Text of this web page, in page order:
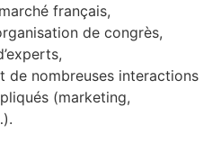
français,
de congrès,
de nombreuses interactions
(marketing,